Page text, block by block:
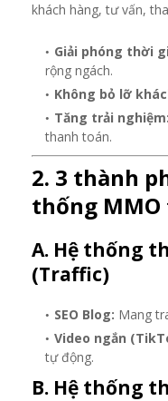
khách hàng, tư vấn,
Giải phóng thời
rộng ngách.
Không bỏ lỡ
Tăng trải nghiệm:
thanh toán.
2. 3 thành
thống
A. Hệ thống
(Traffic)
SEO Blog: Mang
Video ngắn
tự động.
B. Hệ thống